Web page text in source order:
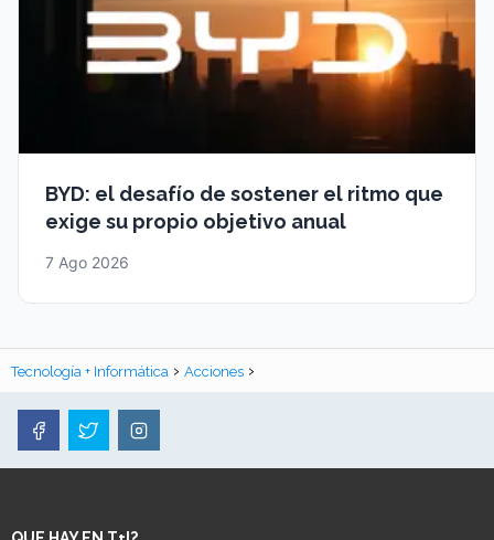
BYD: el desafío de sostener el ritmo que
exige su propio objetivo anual
7 Ago 2026
Tecnología + Informática Acciones